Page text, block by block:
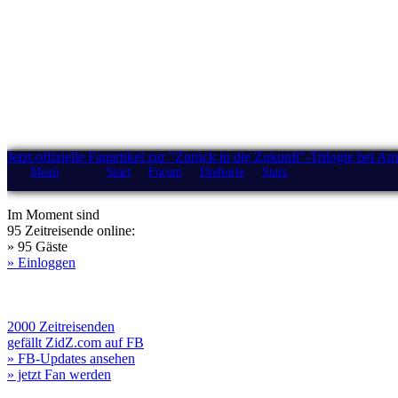
Jetzt offizielle Fanartikel zur "Zurück in die Zukunft"-Trilogie bei
Menü Start Forum Drehorte Stars
Im Moment sind
95 Zeitreisende online:
» 95 Gäste
» Einloggen
2000 Zeitreisenden
gefällt ZidZ.com auf FB
» FB-Updates ansehen
» jetzt Fan werden